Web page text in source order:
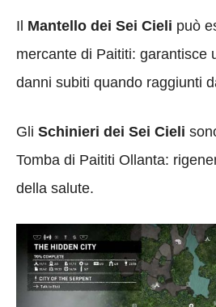
Il Mantello dei Sei Cieli può
mercante di Paititi: garantisce
danni subiti quando raggiunti
Gli Schinieri dei Sei Cieli
Tomba di Paititi Ollanta:
della salute.